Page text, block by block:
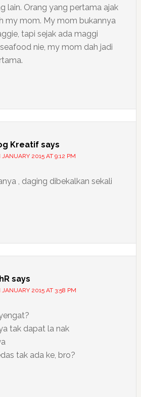
lain. Orang yang pertama ajak
my mom. My mom bukannya
tapi sejak ada maggi
nie, my mom dah jadi
Kreatif says
JANUARY 2015 AT 9:12 PM
, daging dibekalkan sekali
says
JANUARY 2015 AT 3:58 PM
tak dapat la nak
tak ada ke, bro?